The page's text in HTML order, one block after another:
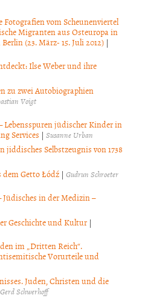
vom Scheunenviertel
Migranten aus Osteuropa in
(23. März- 15. Juli 2012)|
Ilse Weber und ihre
zu zwei Autobiographien
Voigt
Lebensspuren jüdischer Kinder in
Services | Susanne Urban
Selbstzeugnis von 1738
dem Getto Łódź |Gudrun Schroeter
in der Medizin –
Geschichte und Kultur |
im „Dritten Reich“.
Vorurteile und
Juden, Christen und die
Gerd Schwerhoff